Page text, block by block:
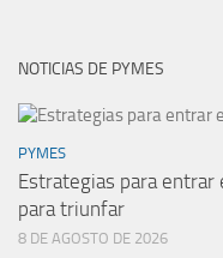
NOTICIAS DE PYMES
PYMES
Estrategias para entrar
para triunfar
8 DE AGOSTO DE 2026